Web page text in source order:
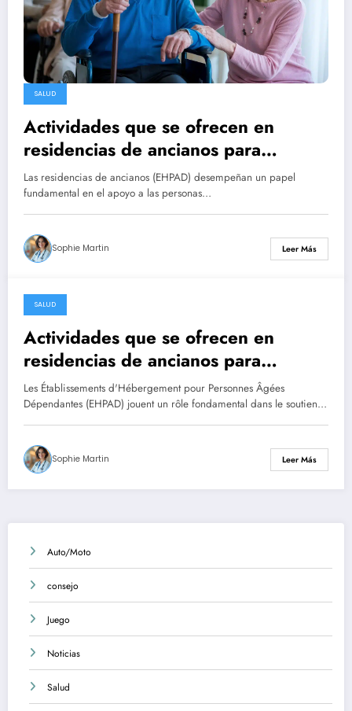
SALUD
Actividades que se ofrecen en
residencias de ancianos para
mejorar la vida diaria
Las residencias de ancianos (EHPAD) desempeñan un papel
fundamental en el apoyo a las personas…
Sophie Martin Leer Más
28 February 2025
SALUD
Actividades que se ofrecen en
residencias de ancianos para
mejorar la vida diaria
Les Établissements d'Hébergement pour Personnes Âgées
Dépendantes (EHPAD) jouent un rôle fondamental dans le soutien…
Sophie Martin Leer Más
Auto/Moto
consejo
Juego
Noticias
Salud